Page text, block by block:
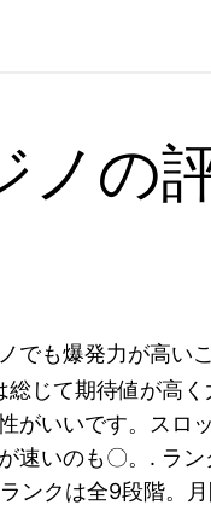
ノの
でも爆発力が高い
じて期待値が高
がいいです。スロ
速いのも〇。. ラ
ンクは全9段階。